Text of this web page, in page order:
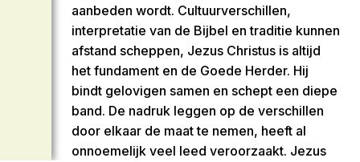
aanbeden wordt. Cultuurverschillen,
interpretatie van de Bijbel en traditie kunnen
afstand scheppen, Jezus Christus is altijd
het fundament en de Goede Herder. Hij
bindt gelovigen samen en schept een diepe
band. De nadruk leggen op de verschillen
door elkaar de maat te nemen, heeft al
onnoemelijk veel leed veroorzaakt. Jezus